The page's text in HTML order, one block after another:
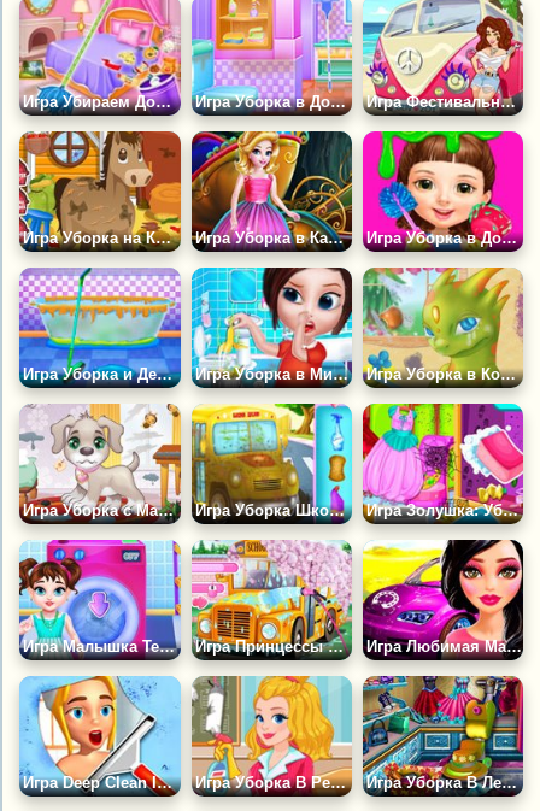
Игра Убираем Дом Принцессы Игра Уборка в Доме Выпускниц Игра Фестивальный Автобус: Ремонт
Игра Уборка на Конной Ферме Игра Уборка в Карете Принцессы Игра Уборка в Доме Милашки
Игра Уборка и Декор Ванной Комнаты Игра Уборка в Милом Доме Игра Уборка в Комнате Дракона
Игра Уборка с Маленьким Щенком Игра Уборка Школьного Кампуса Игра Золушка: Уборка во Дворце
Игра Малышка Тейлор Занимается Стиркой Игра Принцессы Убирают в Школе Игра Любимая Машина Кайли
Игра Deep Clean Inc. 3D: Веселая Уборка Игра Уборка В Ресторане Игра Уборка В Ледяном Замке